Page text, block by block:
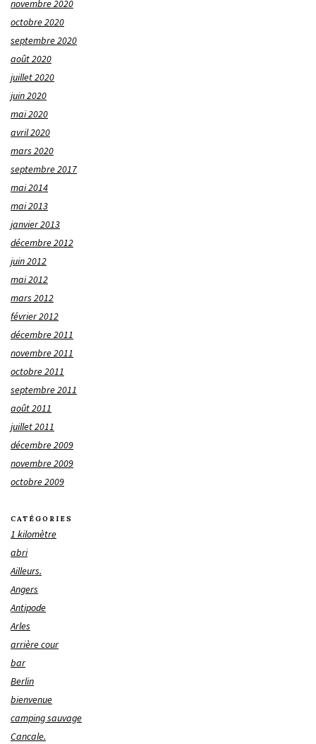
novembre 2020
octobre 2020
septembre 2020
août 2020
juillet 2020
juin 2020
mai 2020
avril 2020
mars 2020
septembre 2017
mai 2014
mai 2013
janvier 2013
décembre 2012
juin 2012
mai 2012
mars 2012
février 2012
décembre 2011
novembre 2011
octobre 2011
septembre 2011
août 2011
juillet 2011
décembre 2009
novembre 2009
octobre 2009
CATÉGORIES
1 kilomètre
abri
Ailleurs.
Angers
Antipode
Arles
arrière cour
bar
Berlin
bienvenue
camping sauvage
Cancale.